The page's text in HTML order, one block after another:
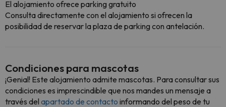
El alojamiento ofrece parking gratuito
Consulta directamente con el alojamiento si ofrecen la
posibilidad de reservar la plaza de parking con antelación.
Condiciones para mascotas
¡Genial! Este alojamiento admite mascotas. Para consultar sus
condiciones es imprescindible que nos mandes un mensaje a
través del apartado de contacto informando del peso de tu